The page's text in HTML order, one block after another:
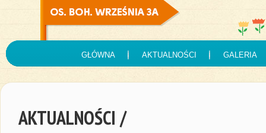
GŁÓWNA AKTUALNOŚCI GALERIA
AKTUALNOŚCI /